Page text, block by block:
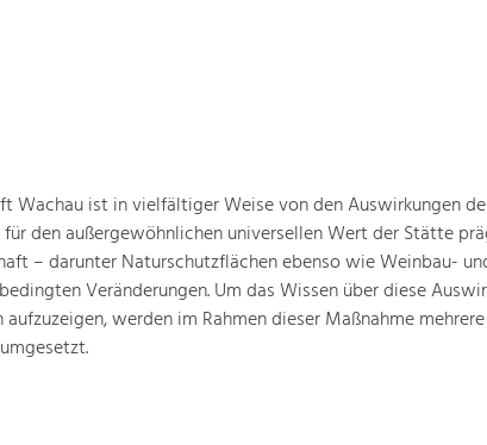
Wachau ist in vielfältiger Weise von den Auswirkungen
den außergewöhnlichen universellen Wert der Stätte
– darunter Naturschutzflächen ebenso wie Weinbau-
Veränderungen. Um das Wissen über diese
werden im Rahmen dieser Maßnahme mehrere